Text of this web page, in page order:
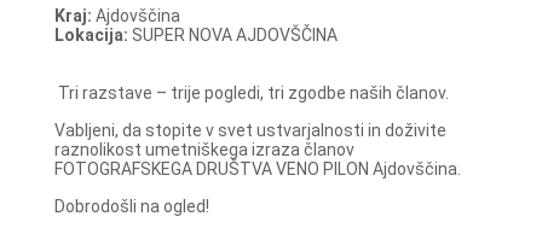
Kraj: Ajdovščina
Lokacija: SUPER NOVA AJDOVŠČINA
Tri razstave – trije pogledi, tri zgodbe naših članov.
Vabljeni, da stopite v svet ustvarjalnosti in doživite
raznolikost umetniškega izraza članov
FOTOGRAFSKEGA DRUŠTVA VENO PILON Ajdovščina.
Dobrodošli na ogled!